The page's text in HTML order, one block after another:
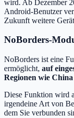
wird. Ab Dezember
Android-Benutzer
Zukunft weitere
NoBorders-
NoBorders ist eine
ermöglicht, auf
Regionen wie
Diese Funktion wird
irgendeine Art von
dem Sie verbunden